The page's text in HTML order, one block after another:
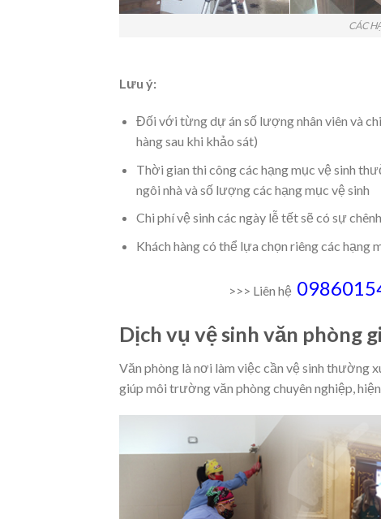
CÁC
Lưu ý:
Đối với từng dự án số lượng nhân viên và
hàng sau khi khảo sát)
Thời gian thi công các hạng mục vệ sinh
ngôi nhà và số lượng các hạng mục vệ sinh
Chi phí vệ sinh các ngày lễ tết sẽ có sự
Khách hàng có thể lựa chọn riêng các hạng
>>> Liên hệ
Dịch vụ vệ sinh văn phòng
Văn phòng là nơi làm việc cần vệ sinh thường
giúp môi trường văn phòng chuyên nghiệp,